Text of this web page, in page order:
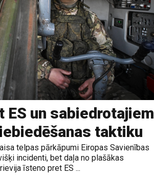
ES un sabiedrotajiem
taktiku
telpas pārkāpumi Eiropas Savienības
incidenti, bet daļa no plašākas
īsteno pret ES ...